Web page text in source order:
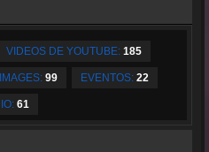
VIDEOS DE YOUTUBE: 185
99 EVENTOS: 22
61